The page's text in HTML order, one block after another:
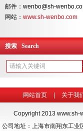
邮件：wenbo@sh-
网站： www.sh-wenbo.com
搜索 Search
网站首页 关于我
Copyright 2013 www.sh-
公司地址：上海市南翔东工